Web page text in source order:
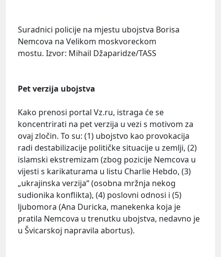
Suradnici policije na mjestu ubojstva Borisa
Nemcova na Velikom moskvoreckom
mostu. Izvor: Mihail Džaparidze/TASS
Pet verzija ubojstva
Kako prenosi portal Vz.ru, istraga će se
koncentrirati na pet verzija u vezi s motivom za
ovaj zločin. To su: (1) ubojstvo kao provokacija
radi destabilizacije političke situacije u zemlji, (2)
islamski ekstremizam (zbog pozicije Nemcova u
vijesti s karikaturama u listu Charlie Hebdo, (3)
„ukrajinska verzija“ (osobna mržnja nekog
sudionika konflikta), (4) poslovni odnosi i (5)
ljubomora (Ana Duricka, manekenka koja je
pratila Nemcova u trenutku ubojstva, nedavno je
u Švicarskoj napravila abortus).